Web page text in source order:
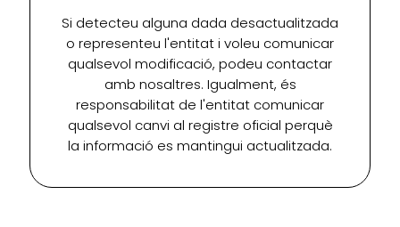
Si detecteu alguna dada desactualitzada
o representeu l'entitat i voleu comunicar
qualsevol modificació, podeu contactar
amb nosaltres. Igualment, és
responsabilitat de l'entitat comunicar
qualsevol canvi al registre oficial perquè
la informació es mantingui actualitzada.